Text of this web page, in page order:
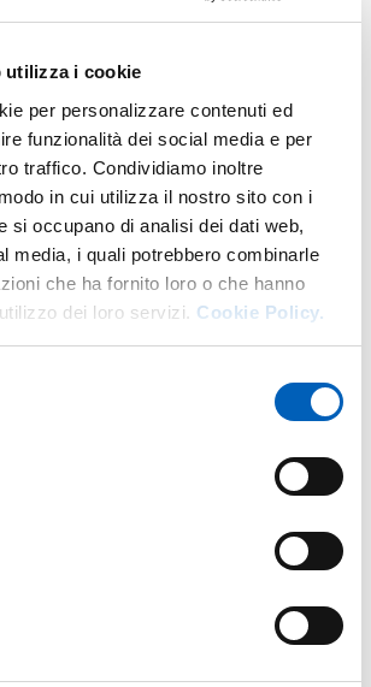
utilizza i cookie
per personalizzare contenuti ed
funzionalità dei social media e per
traffico. Condividiamo inoltre
in cui utilizza il nostro sito con i
si occupano di analisi dei dati web,
media, i quali potrebbero combinarle
che ha fornito loro o che hanno
dei loro servizi. Cookie Policy.
è stato completamente
La struttura è stata semplificata,
per una maggiore chiarezza e
sono stati snelliti,
informazioni essenziali, mentre gli
facilmente raggiungibili tramite
alle pagine dedicate del sito web di
aggiornate.
grafica. Il Manifesto è ora organizzato
organizzate per argomenti per
colore diverso:
- verde